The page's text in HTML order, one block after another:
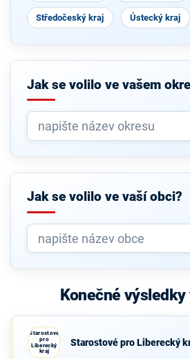
Středočeský kraj Ústecký kraj
Jak se volilo ve vašem
Jak se volilo ve vaší obci?
Konečné
Starostové
pro
Liberecký
kraj
Starostové pro Liberecký